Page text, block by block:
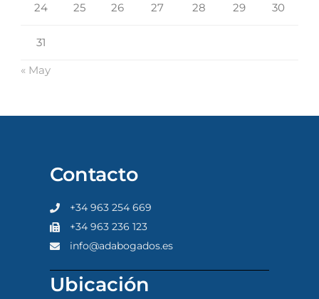
24 25 26 27 28 29 30
31
« May
Contacto
+34 963 254 669
+34 963 236 123
info@adabogados.es
Ubicación